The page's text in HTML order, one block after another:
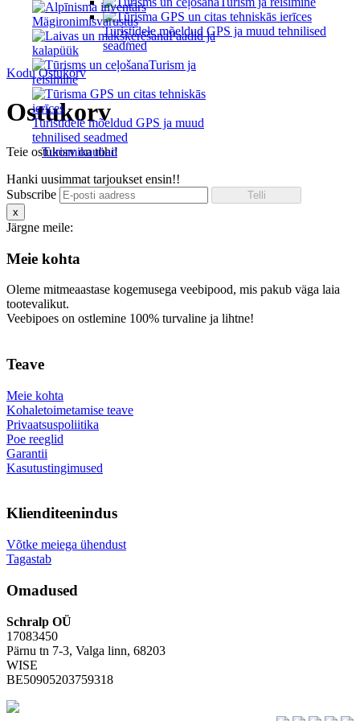
Mägironimisvarustus
Paadid ja
kalapüük
Turism ja
reisimine
Turistidele mõeldud GPS ja muud
tehnilised seadmed
Turismikaubad
Turistidele mõeldud GPS ja muud tehnilised
seadmed
Kodu Ostukorv
Ostukorv
Teie ostukorv on tühi!
Hanki uusimmat tarjoukset ensin!!
Subscribe
x
Järgne meile:
Meie kohta
Oleme mitmeaastase kogemusega veebipood, mis pakub väga laia
tootevalikut.
Veebipoes on ostlemine 100% turvaline ja lihtne!
Teave
Meie kohta
Kohaletoimetamise teave
Privaatsuspoliitika
Poe reeglid
Garantii
Kasutustingimused
Klienditeenindus
Võtke meiega ühendust
Tagastab
Omadused
Schralp OÜ
17083450
Pärnu tn 7-3, Valga linn, 68203
WISE
BE50905203759318